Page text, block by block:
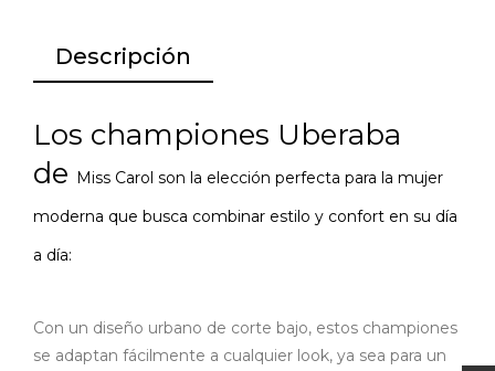
Descripción
Los championes Uberaba
de Miss Carol son la elección perfecta para la mujer
moderna que busca combinar estilo y confort en su día
a día:
Con un diseño urbano de corte bajo, estos championes
se adaptan fácilmente a cualquier look, ya sea para un